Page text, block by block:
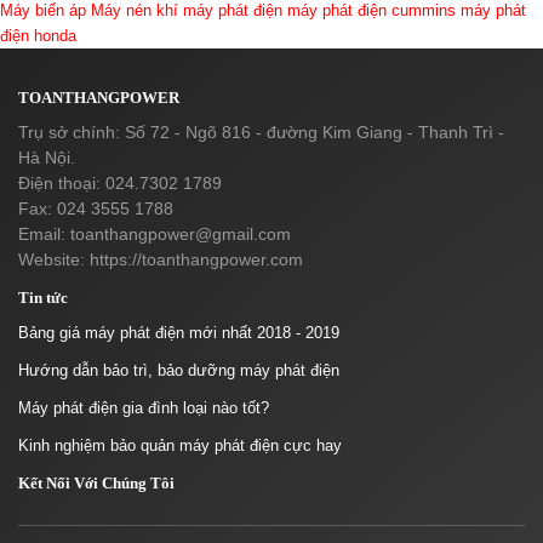
Máy biến áp Máy nén khí máy phát điện máy phát điện cummins máy phát
điện honda
TOANTHANGPOWER
Trụ sở chính: Số 72 - Ngõ 816 - đường Kim Giang - Thanh Trì -
Hà Nội.
Điện thoại: 024.7302 1789
Fax: 024 3555 1788
Email: toanthangpower@gmail.com
Website: https://toanthangpower.com
Tin tức
Bảng giá máy phát điện mới nhất 2018 - 2019
Hướng dẫn bảo trì, bảo dưỡng máy phát điện
Máy phát điện gia đình loại nào tốt?
Kinh nghiệm bảo quản máy phát điện cực hay
Kết Nối Với Chúng Tôi